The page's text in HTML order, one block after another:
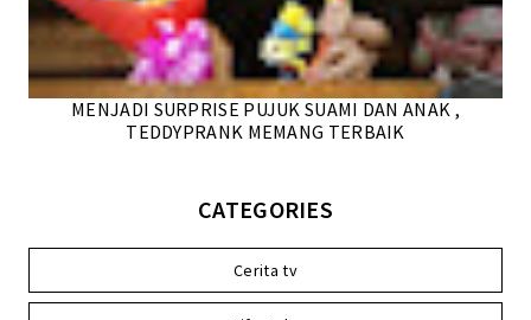
MENJADI SURPRISE PUJUK SUAMI DAN ANAK ,
TEDDYPRANK MEMANG TERBAIK
CATEGORIES
Cerita tv